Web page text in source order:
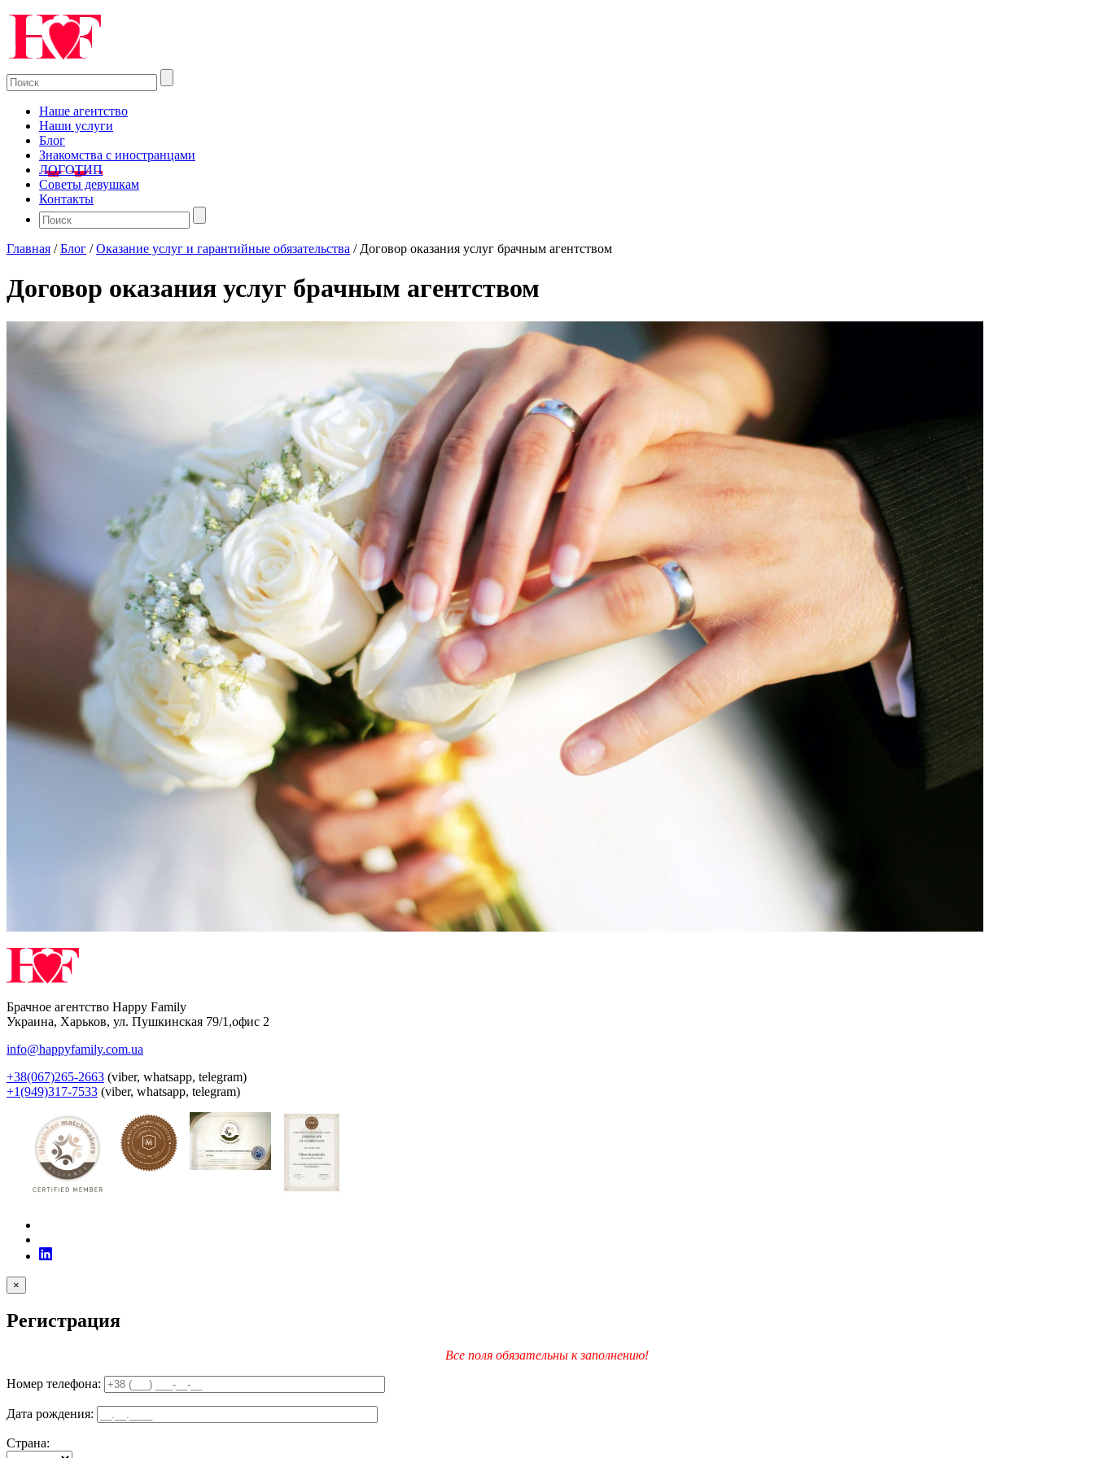
Наше агентство
Наши услуги
Блог
Знакомства с иностранцами
ЛОГОТИП
Советы девушкам
Контакты
Главная /Блог /Оказание услуг и гарантийные обязательства / Договор оказания услуг брачным агентством
Договор оказания услуг брачным агентством
Брачное агентство Happy Family
Украина, Харьков, ул. Пушкинская 79/1,офис 2
info@happyfamily.com.ua
+38(067)265-2663 (viber, whatsapp, telegram)
+1(949)317-7533 (viber, whatsapp, telegram)
×
Регистрация
Все поля обязательны к заполнению!
Номер телефона:
Дата рождения:
Страна: